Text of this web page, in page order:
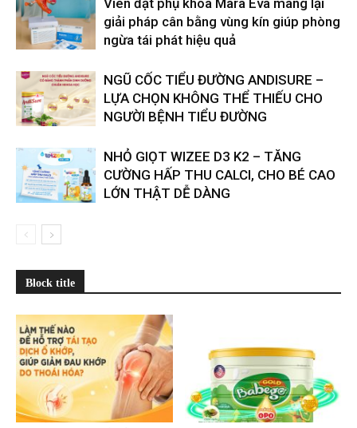
Viên đặt phụ khoa Mara Eva mang lại
giải pháp cân bằng vùng kín giúp phòng
ngừa tái phát hiệu quả
​​NGŨ CỐC TIỂU ĐƯỜNG ANDISURE –
LỰA CHỌN KHÔNG THỂ THIẾU CHO
NGƯỜI BỆNH TIỂU ĐƯỜNG
NHỎ GIỌT WIZEE D3 K2 – TĂNG
CƯỜNG HẤP THU CALCI, CHO BÉ CAO
LỚN THẬT DỄ DÀNG
Block title